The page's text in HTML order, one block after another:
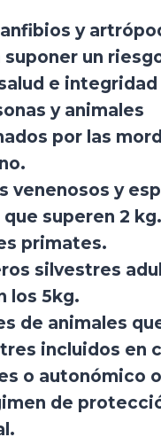
y
suponer un
e
y animales
por las
venenosos y
superen 2 kg.
primates.
silvestres
los 5kg.
de animales
incluidos en
o autonómico
de